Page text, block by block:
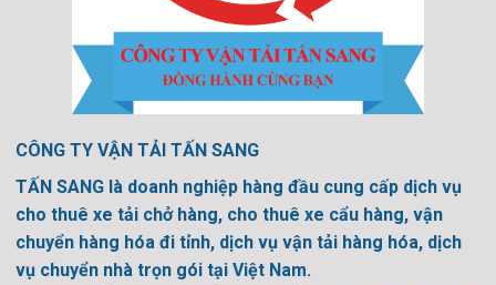
CÔNG TY VẬN TẢI TẤN SANG
TẤN SANG là doanh nghiệp hàng đầu cung cấp dịch vụ
cho thuê xe tải chở hàng, cho thuê xe cẩu hàng, vận
chuyển hàng hóa đi tỉnh, dịch vụ vận tải hàng hóa, dịch
vụ chuyển nhà trọn gói tại Việt Nam.